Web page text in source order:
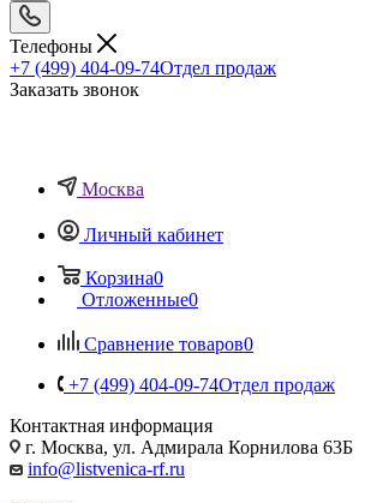
Телефоны
+7 (499) 404-09-74Отдел продаж
Заказать звонок
Москва
Личный кабинет
Корзина0
Отложенные0
Сравнение товаров0
+7 (499) 404-09-74Отдел продаж
Контактная информация
г. Москва, ул. Адмирала Корнилова 63Б
info@listvenica-rf.ru